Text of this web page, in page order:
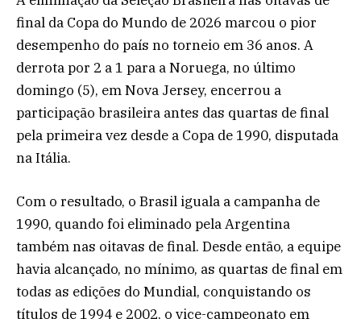
final da Copa do Mundo de 2026 marcou o pior
desempenho do país no torneio em 36 anos. A
derrota por 2 a 1 para a Noruega, no último
domingo (5), em Nova Jersey, encerrou a
participação brasileira antes das quartas de final
pela primeira vez desde a Copa de 1990, disputada
na Itália.
Com o resultado, o Brasil iguala a campanha de
1990, quando foi eliminado pela Argentina
também nas oitavas de final. Desde então, a equipe
havia alcançado, no mínimo, as quartas de final em
todas as edições do Mundial, conquistando os
títulos de 1994 e 2002, o vice-campeonato em